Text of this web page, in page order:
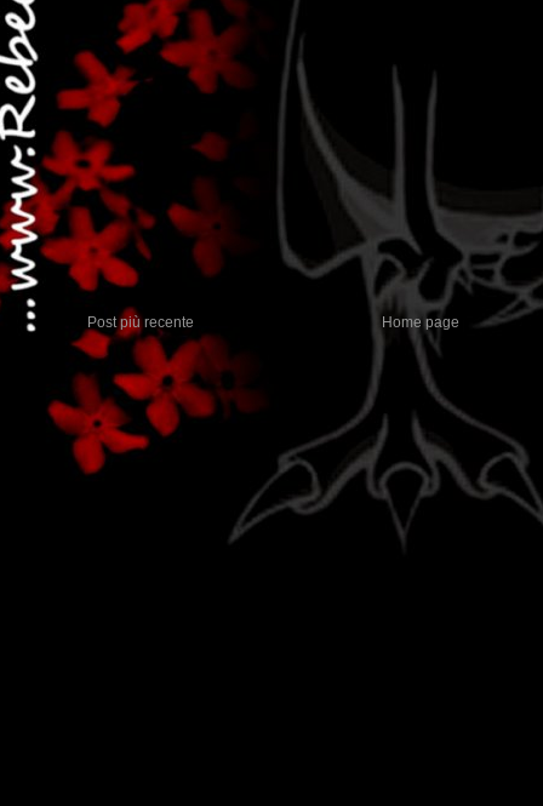
Post più recente Home page